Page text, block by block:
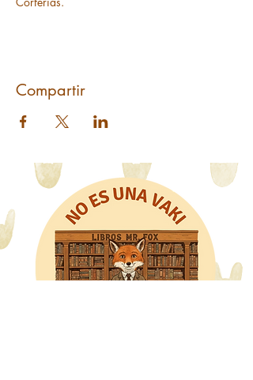
Compartir